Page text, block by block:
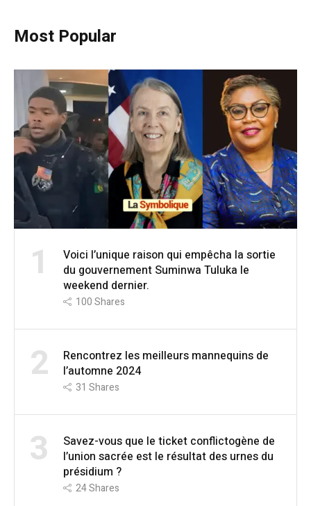
Most Popular
1
Voici l’unique raison qui empêcha la sortie
du gouvernement Suminwa Tuluka le
weekend dernier.
100Shares
2
Rencontrez les meilleurs mannequins de
l’automne 2024
31 Shares
3
Savez-vous que le ticket conflictogène de
l’union sacrée est le résultat des urnes du
présidium ?
24Shares